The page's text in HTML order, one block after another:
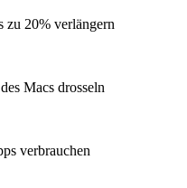
zu 20% verlängern
Macs drosseln
verbrauchen